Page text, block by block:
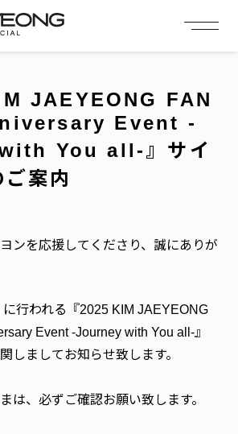
JAEYEONG FAN
Event -
You all-』サイ
案内
ンを応援してくださり、誠にありが
行われる『2025 KIM JAEYEONG
Event -Journey with You all-』
しましてお知らせ致します。
は、必ずご確認お願い致します。